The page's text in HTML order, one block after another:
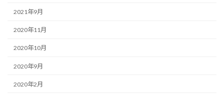
2021年9月
2020年11月
2020年10月
2020年9月
2020年2月